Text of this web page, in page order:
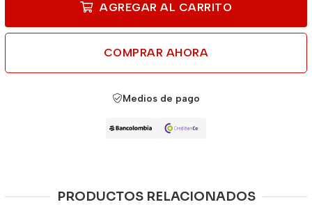
AGREGAR AL CARRITO
COMPRAR AHORA
Medios de pago
PRODUCTOS RELACIONADOS